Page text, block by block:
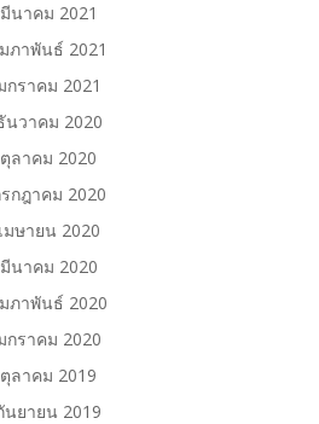
มีนาคม 2021
ภาพันธ์ 2021
กราคม 2021
นวาคม 2020
ตุลาคม 2020
กฎาคม 2020
เมษายน 2020
มีนาคม 2020
ภาพันธ์ 2020
กราคม 2020
ตุลาคม 2019
นยายน 2019